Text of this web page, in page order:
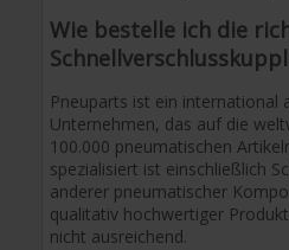
Wie bestelle ich die
Pneuparts ist ein international
Unternehmen, das auf die
100.000 pneumatischen
spezialisiert ist einschließlich
anderer pneumatischer
qualitativ hochwertiger
nicht ausreichend.